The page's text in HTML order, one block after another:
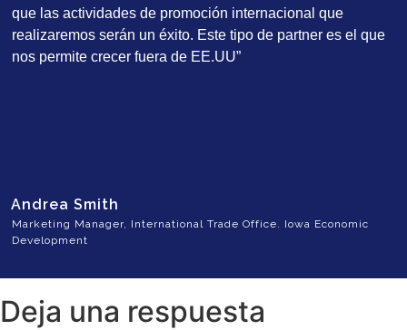
que las actividades de promoción internacional que
realizaremos serán un éxito. Este tipo de partner es el que
nos permite crecer fuera de EE.UU”
Andrea Smith
Marketing Manager, International Trade Office. Iowa Economic
Development
Deja una respuesta